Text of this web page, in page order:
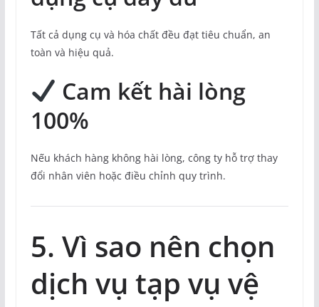
Tất cả dụng cụ và hóa chất đều đạt tiêu chuẩn, an
toàn và hiệu quả.
Cam kết hài lòng
100%
Nếu khách hàng không hài lòng, công ty hỗ trợ thay
đổi nhân viên hoặc điều chỉnh quy trình.
5. Vì sao nên chọn
dịch vụ tạp vụ vệ